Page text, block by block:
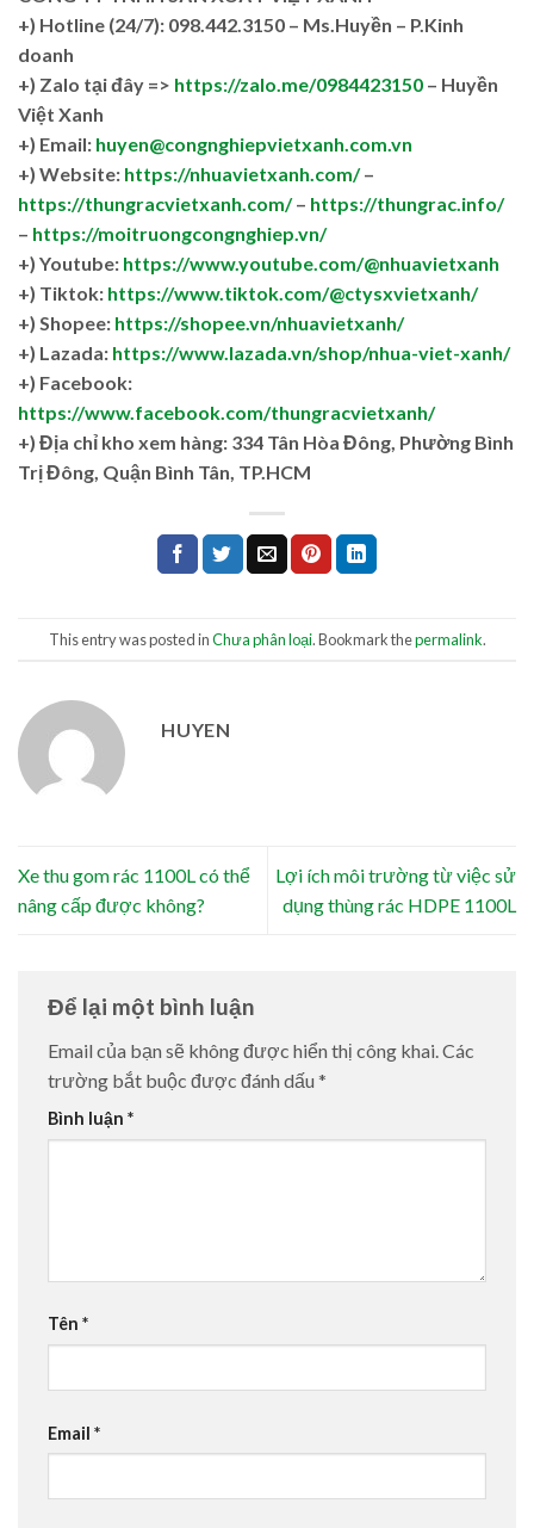
+) Hotline (24/7): 098.442.3150 – Ms.Huyền – P.Kinh
doanh
+) Zalo tại đây => https://zalo.me/0984423150 – Huyền
Việt Xanh
+) Email: huyen@congnghiepvietxanh.com.vn
+) Website: https://nhuavietxanh.com/–
https://thungracvietxanh.com/– https://thungrac.info/
– https://moitruongcongnghiep.vn/
+) Youtube: https://www.youtube.com/@nhuavietxanh
+) Tiktok: https://www.tiktok.com/@ctysxvietxanh/
+) Shopee: https://shopee.vn/nhuavietxanh/
+) Lazada: https://www.lazada.vn/shop/nhua-viet-xanh/
+) Facebook:
https://www.facebook.com/thungracvietxanh/
+) Địa chỉ kho xem hàng: 334 Tân Hòa Đông, Phường Bình
Trị Đông, Quận Bình Tân, TP.HCM
This entry was posted inChưa phân loại. Bookmark thepermalink.
HUYEN
Xe thu gom rác 1100L có thể
nâng cấp được không?
Lợi ích môi trường từ việc sử
dụng thùng rác HDPE 1100L
Để lại một bình luận
Email của bạn sẽ không được hiển thị công khai.Các
trường bắt buộc được đánh dấu *
Bình luận *
Tên *
Email *